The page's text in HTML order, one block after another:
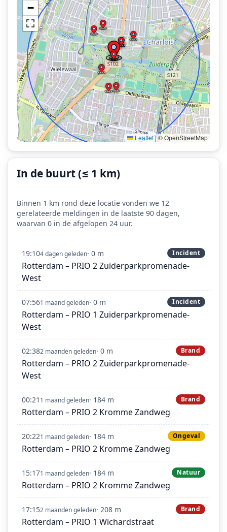
−
Leaflet|© OpenStreetMap
In de buurt (≤ 1 km)
Binnen 1 km rond deze locatie vonden we 12
gerelateerde meldingen in de laatste 90 dagen,
waarvan 0 in de afgelopen 24 uur.
19:104 dagen geleden· 0 m Incident
Rotterdam – PRIO 2 Zuiderparkpromenade-
West
07:561 maand geleden· 0 m Incident
Rotterdam – PRIO 1 Zuiderparkpromenade-
West
02:382 maanden geleden· 0 m Brand
Rotterdam – PRIO 2 Zuiderparkpromenade-
West
00:21 1 maand geleden· 184 m Brand
Rotterdam – PRIO 2 Kromme Zandweg
20:221 maand geleden· 184 m Ongeval
Rotterdam – PRIO 2 Kromme Zandweg
15:171 maand geleden· 184 m Natuur
Rotterdam – PRIO 2 Kromme Zandweg
17:152 maanden geleden· 208 m Brand
Rotterdam – PRIO 1 Wichardstraat